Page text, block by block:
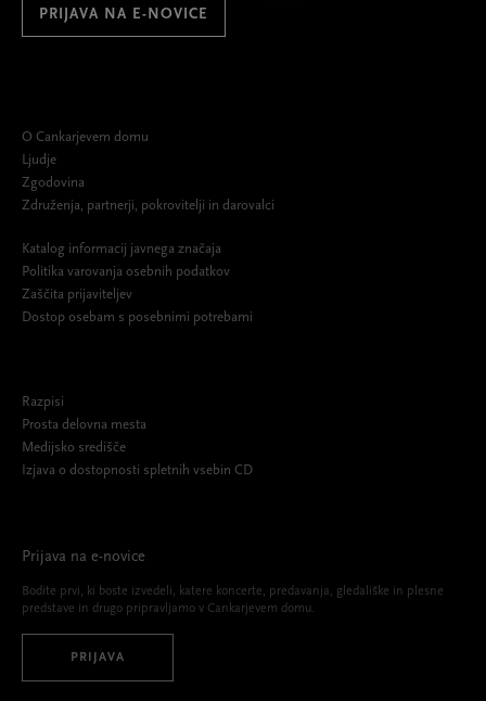
PRIJAVA NA E-NOVICE
O Cankarjevem domu
Ljudje
Zgodovina
Združenja, partnerji, pokrovitelji in darovalci
Katalog informacij javnega značaja
Politika varovanja osebnih podatkov
Zaščita prijaviteljev
Dostop osebam s posebnimi potrebami
Razpisi
Prosta delovna mesta
Medijsko središče
Izjava o dostopnosti spletnih vsebin CD
Prijava na e-novice
Bodite prvi, ki boste izvedeli, katere koncerte, predavanja, gledališke in plesne
predstave in drugo pripravljamo v Cankarjevem domu.
PRIJAVA